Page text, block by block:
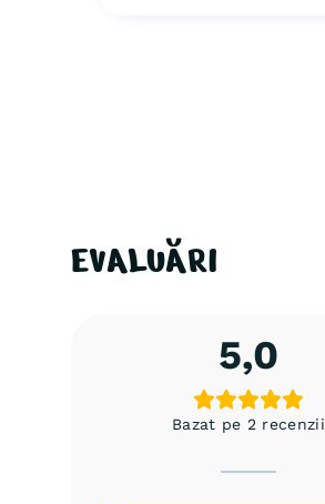
EVALUĂRI
5,0
Bazat pe 2 recenzii